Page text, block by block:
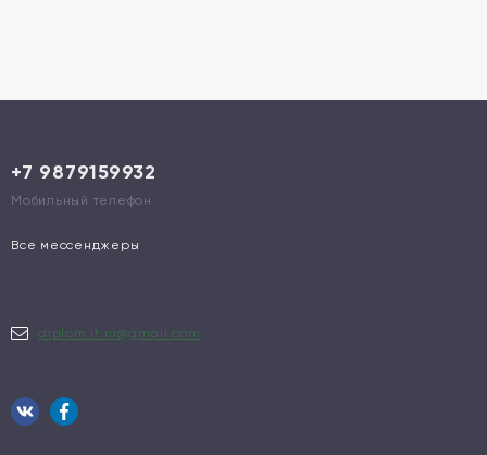
+7 9879159932
Мобильный телефон
Все мессенджеры
diplom.it.ru@gmail.com